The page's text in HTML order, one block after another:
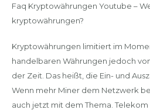
Faq Kryptowährungen Youtube –
kryptowährungen?
Kryptowährungen limitiert im
handelbaren Währungen jedoch
der Zeit. Das heißt, die Ein- und
Wenn mehr Miner dem Netzwerk
auch jetzt mit dem Thema.